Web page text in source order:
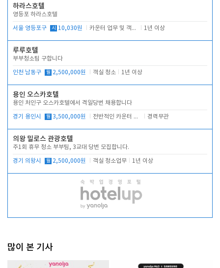
하라스호텔
영등포 하라스호텔
서울 영등포구 시 10,030원 카운터 업무 및 객실관리(청소상태 확인, 객실판매) 1년 이상
루루호텔
부부청소팀 구합니다
인천 남동구 월 2,500,000원 객실 청소 1년 이상
용인 오스카호텔
용인 처인구 오스카호텔에서 격일당번 채용합니다
경기 용인시 월 3,500,000원 전반적인 카운터 업무 경력무관
의왕 밀로스 관광호텔
주1회 휴무 청소 부부팀, 3교대 당번 모집합니다.
경기 의왕시 월 2,500,000원 객실 청소업무 1년 이상
많이 본 기사